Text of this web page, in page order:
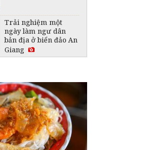
Trải nghiệm một
ngày làm ngư dân
bản địa ở biển đảo An
Giang
quái ở phố núi Bảo
Lộc